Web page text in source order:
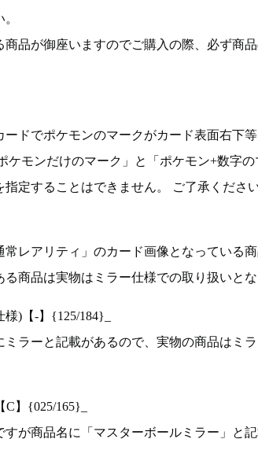
品が御座いますのでご購入の際、必ず商
ドでポケモンのマークがカード表面右下
モンだけのマーク」と「ポケモン+数字の
定することはできません。 ご了承ください
レアリティ」のカード画像となっている
商品は実物はミラー仕様での取り扱いとな
)【-】{125/184}_
ラーと記載があるので、実物の商品はミ
】{025/165}_
が商品名に「マスターボールミラー」と